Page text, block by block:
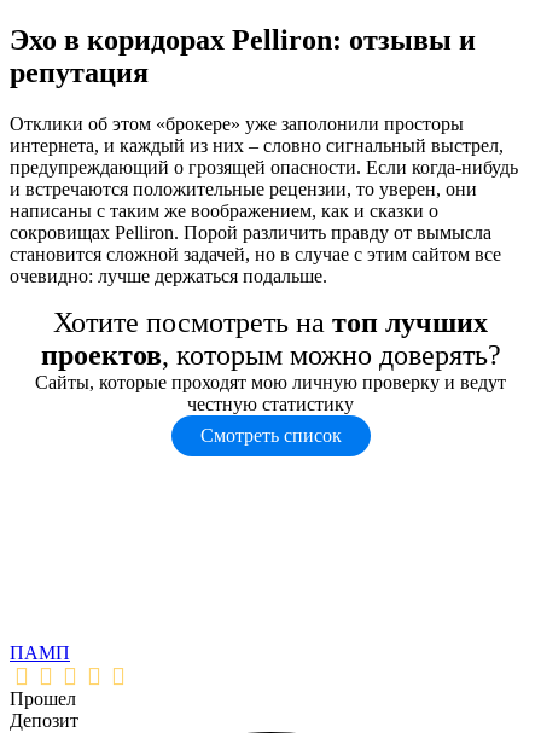
Эхо в коридорах Pelliron: отзывы и
репутация
Отклики об этом «брокере» уже заполонили просторы
интернета, и каждый из них – словно сигнальный выстрел,
предупреждающий о грозящей опасности. Если когда-нибудь
и встречаются положительные рецензии, то уверен, они
написаны с таким же воображением, как и сказки о
сокровищах Pelliron. Порой различить правду от вымысла
становится сложной задачей, но в случае с этим сайтом все
очевидно: лучше держаться подальше.
Хотите посмотреть на топ лучших
проектов, которым можно доверять?
Сайты, которые проходят мою личную проверку и ведут
честную статистику
Смотреть список
ПАМП
Прошел
Депозит